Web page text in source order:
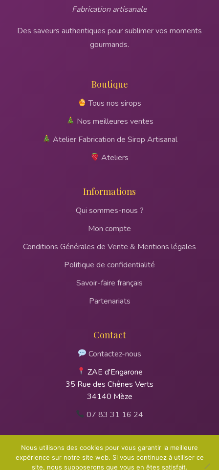
Fabrication artisanale
Des saveurs authentiques pour sublimer vos moments
gourmands.
Boutique
Tous nos sirops
Nos meilleures ventes
Atelier Fabrication de Sirop Artisanal
Ateliers
Informations
Qui sommes-nous ?
Mon compte
Conditions Générales de Vente & Mentions légales
Politique de confidentialité
Savoir-faire français
Partenariats
Contact
Contactez-nous
ZAE d'Engarone
35 Rue des Chênes Verts
34140 Mèze
07 83 31 16 24
© 2026 Atelier du Sirop - Tous droits réservés - Développé
Nous utilisons des cookies pour vous garantir la meilleure
expérience sur notre site web. Si vous continuez à utiliser ce
site, nous supposerons que vous en êtes satisfait.